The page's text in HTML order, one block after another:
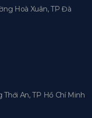
Hoà Xuân, TP Đà
An, TP Hồ Chí Minh